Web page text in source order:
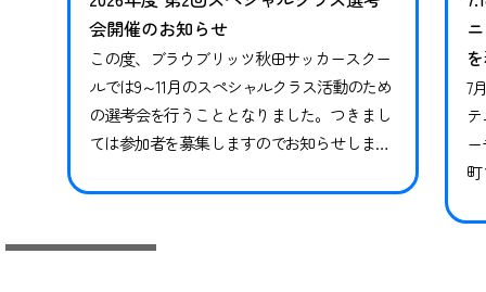
会開催のお知らせ
この度、ブラウブリッツ秋田サッカースクー
ルでは9～11月のスペシャルクラス活動のため
の選考会を行うこととなりました。つきまし
ては参加者を募集しますのでお知らせしま
継続ではありませんので、必ずお申し込みな
参加いただけなかった場合、対象期間のトレ
7
っ